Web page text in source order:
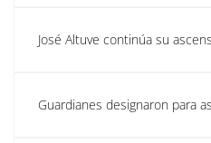
José Altuve continúa su
Guardianes designaron para